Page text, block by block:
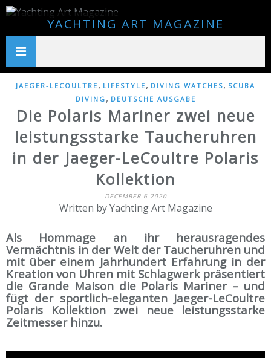
YACHTING ART MAGAZINE
JAEGER-LECOULTRE , LIFESTYLE , DIVING WATCHES, SCUBA
DIVING , DEUTSCHE AUSGABE
Die Polaris Mariner zwei neue
leistungsstarke Taucheruhren
in der Jaeger-LeCoultre Polaris
Kollektion
DECEMBER 6 2020
Written by Yachting Art Magazine
Als Hommage an ihr herausragendes
Vermächtnis in der Welt der Taucheruhren und
mit über einem Jahrhundert Erfahrung in der
Kreation von Uhren mit Schlagwerk präsentiert
die Grande Maison die Polaris Mariner – und
fügt der sportlich-eleganten Jaeger-LeCoultre
Polaris Kollektion zwei neue leistungsstarke
Zeitmesser hinzu.